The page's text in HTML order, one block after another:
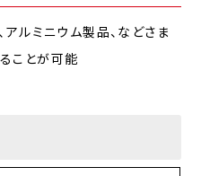
アルミニウム製品、などさま
ことが可能